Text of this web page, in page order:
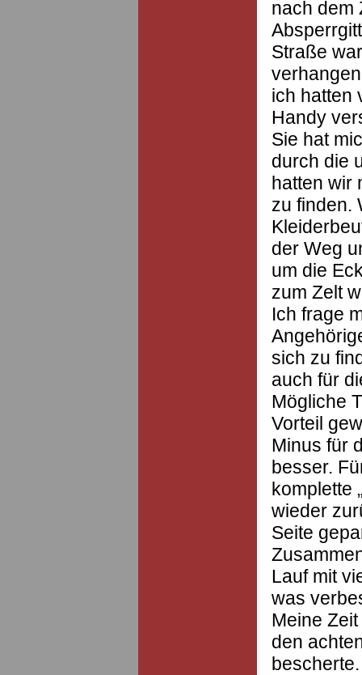
nach dem
Straße
ich hatten
Handy
Sie hat
durch die
hatten wir
zu finden.
der Weg
um die
zum Zelt
Ich frage
sich zu
auch für
Mögliche
Vorteil
Minus für
besser.
komplette
wieder
Seite
Lauf mit
was
Meine
den
bescherte.